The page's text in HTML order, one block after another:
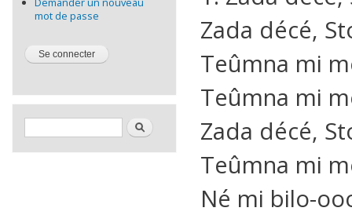
mot de passe
Formulaire de rechercheRechercher
Zada décé,
Teûmna mi
Teûmna mi
Zada décé,
Teûmna mi
Né mi bilo-